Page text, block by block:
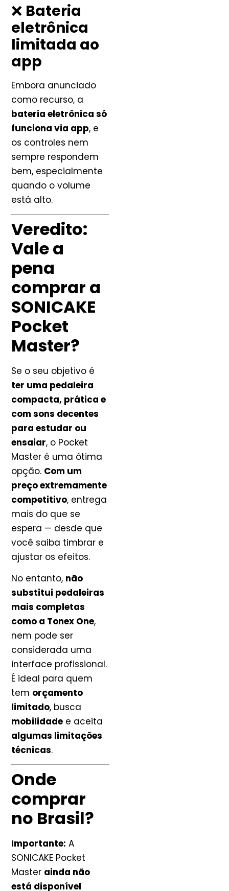
❌ Bateria
eletrônica
limitada ao
app
Embora anunciado
como recurso, a
bateria eletrônica só
funciona via app, e
os controles nem
sempre respondem
bem, especialmente
quando o volume
está alto.
Veredito:
Vale a
pena
comprar a
SONICAKE
Pocket
Master?
Se o seu objetivo é
ter uma pedaleira
compacta, prática e
com sons decentes
para estudar ou
ensaiar, o Pocket
Master é uma ótima
opção. Com um
preço extremamente
competitivo, entrega
mais do que se
espera — desde que
você saiba timbrar e
ajustar os efeitos.
No entanto, não
substitui pedaleiras
mais completas
como a Tonex One,
nem pode ser
considerada uma
interface profissional.
É ideal para quem
tem orçamento
limitado, busca
mobilidade e aceita
algumas limitações
técnicas.
Onde
comprar
no Brasil?
Importante: A
SONICAKE Pocket
Master ainda não
está disponível